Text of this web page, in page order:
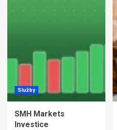
Služby
SMH Markets
Investice